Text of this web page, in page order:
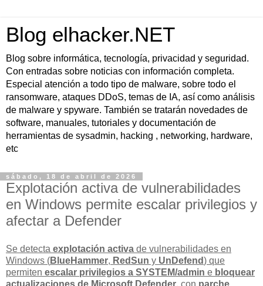
Blog elhacker.NET
Blog sobre informática, tecnología, privacidad y seguridad.
Con entradas sobre noticias con información completa.
Especial atención a todo tipo de malware, sobre todo el
ransomware, ataques DDoS, temas de IA, así como análisis
de malware y spyware. También se tratarán novedades de
software, manuales, tutoriales y documentación de
herramientas de sysadmin, hacking , networking, hardware,
etc
sábado, 18 de abril de 2026
Explotación activa de vulnerabilidades
en Windows permite escalar privilegios y
afectar a Defender
Se detecta explotación activa de vulnerabilidades en
Windows (BlueHammer, RedSun y UnDefend) que
permiten escalar privilegios a SYSTEM/admin e bloquear
actualizaciones de Microsoft Defender, con parche